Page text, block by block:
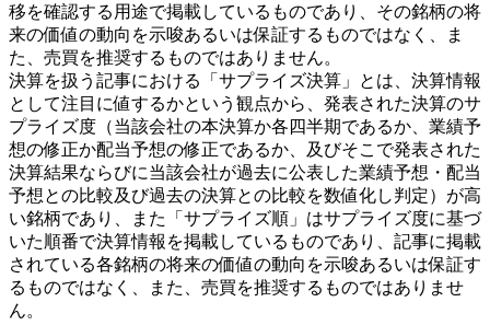
移を確認する用途で掲載しているものであり、その銘柄の将
来の価値の動向を示唆あるいは保証するものではなく、ま
た、売買を推奨するものではありません。
決算を扱う記事における「サプライズ決算」とは、決算情報
として注目に値するかという観点から、発表された決算のサ
プライズ度（当該会社の本決算か各四半期であるか、業績予
想の修正か配当予想の修正であるか、及びそこで発表された
決算結果ならびに当該会社が過去に公表した業績予想・配当
予想との比較及び過去の決算との比較を数値化し判定）が高
い銘柄であり、また「サプライズ順」はサプライズ度に基づ
いた順番で決算情報を掲載しているものであり、記事に掲載
されている各銘柄の将来の価値の動向を示唆あるいは保証す
るものではなく、また、売買を推奨するものではありませ
ん。